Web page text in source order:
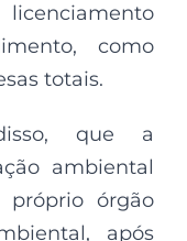
como
totais.
que a
ambiental
próprio órgão
após